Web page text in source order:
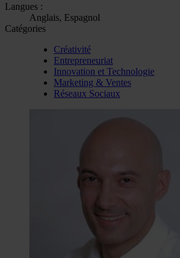
Langues :
Anglais, Espagnol
Catégories
Créativité
Entrepreneuriat
Innovation et Technologie
Marketing & Ventes
Réseaux Sociaux